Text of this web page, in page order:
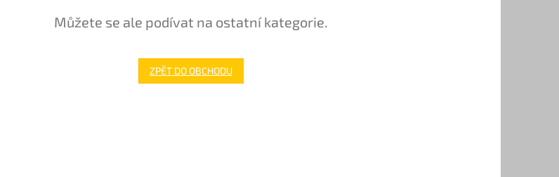
Můžete se ale podívat na ostatní kategorie.
ZPĚT DO OBCHODU